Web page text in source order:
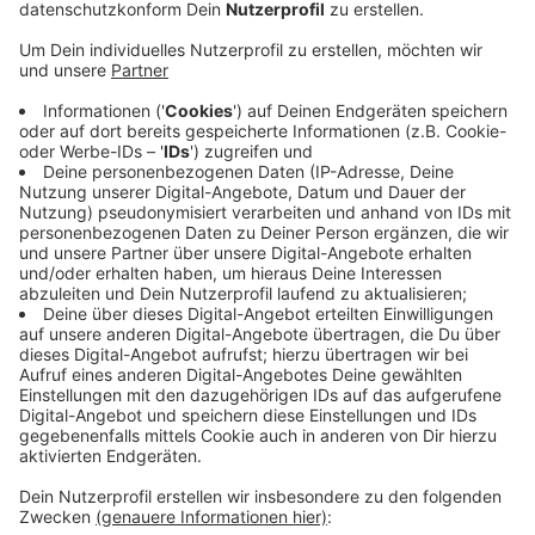
Leverkusen eine Sondersendung aus den
Veröffentlicht:Samstag, 28.03.2020 08:19
Anzeige
Los geht es mit der katholischen Ausgabe.
Hier bringen die Gemeinden Gottesdienst-Inhalte,
christliche Musik und Themen aus dem
Gemeindeleben ins Radio.
Die Sendung “Himmel und Erde”-Spezial findet in
Zeiten der Kontaktbeschränkung jeden
Sonntag zwischen 9 und 10 Uhr bei Radio Leverkusen
statt.
Anzeige